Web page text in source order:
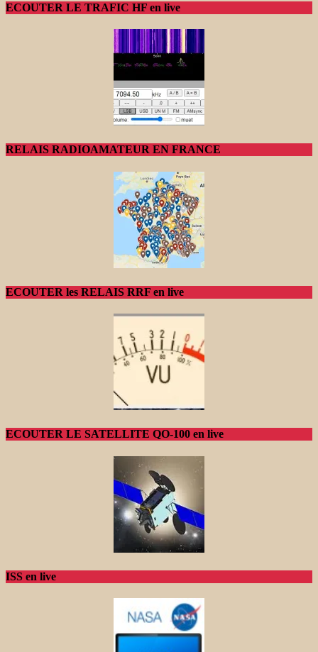
ECOUTER LE TRAFIC HF en live
RELAIS RADIOAMATEUR EN FRANCE
ECOUTER les RELAIS RRF en live
ECOUTER LE SATELLITE QO-100 en live
ISS en live